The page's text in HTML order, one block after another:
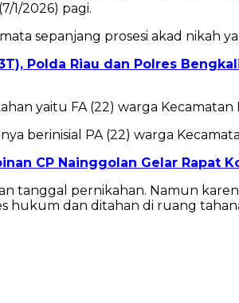
1/2026) pagi.
sepanjang prosesi akad nikah
Polda Riau dan Polres
yaitu FA (22) warga Kecamatan
berinisial PA (22) warga
CP Nainggolan Gelar Rapat
tanggal pernikahan. Namun
hukum dan ditahan di ruang